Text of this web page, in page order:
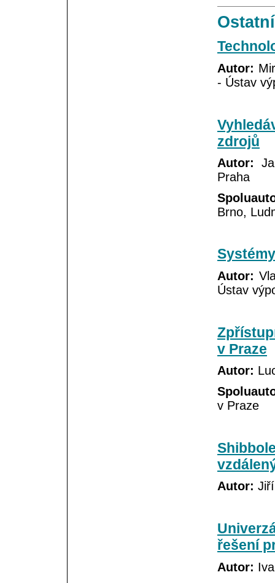
Autor:
- Ústav
zdrojů
Autor:
Praha
Brno,
Autor:
Ústav
v Praze
Autor:
v Praze
Autor:
řešení
Autor: